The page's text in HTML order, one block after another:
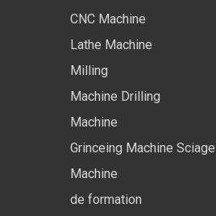
CNC Machine
Lathe Machine
Milling
Machine Drilling
Machine
Grinceing Machine Sciage
Machine
de formation